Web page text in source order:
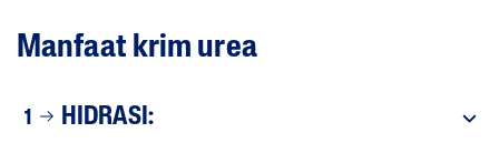
Manfaat krim urea
1 HIDRASI: